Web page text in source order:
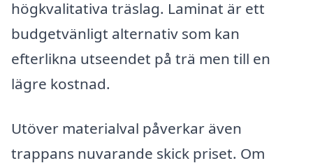
högkvalitativa träslag. Laminat är ett
budgetvänligt alternativ som kan
efterlikna utseendet på trä men till en
lägre kostnad.
Utöver materialval påverkar även
trappans nuvarande skick priset. Om